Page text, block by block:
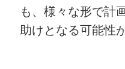
も、様々な形で計
助けとなる可能性